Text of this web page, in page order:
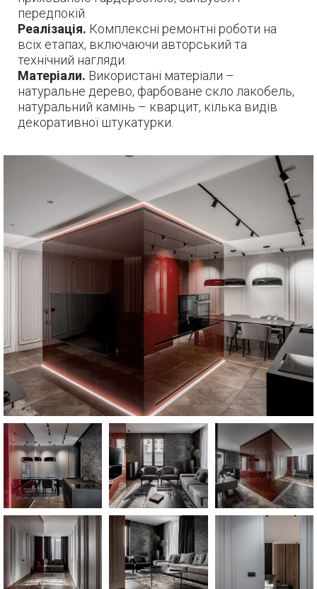
передпокій.
Реалізація. Комплексні ремонтні роботи на
всіх етапах, включаючи авторський та
технічний нагляди.
Матеріали. Використані матеріали –
натуральне дерево, фарбоване скло лакобель,
натуральний камінь – кварцит, кілька видів
декоративної штукатурки.